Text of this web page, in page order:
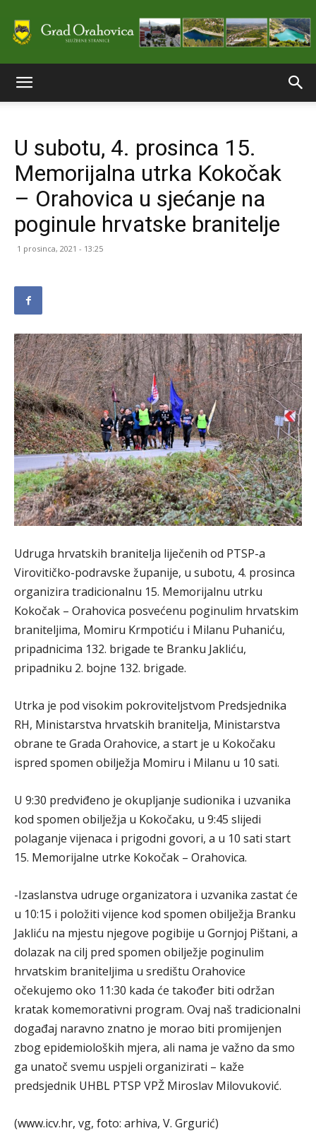
stranice
Grada
U subotu, 4. prosinca 15.
Memorijalna utrka Kokočak
– Orahovica u sjećanje na
poginule hrvatske branitelje
1 prosinca, 2021 - 13:25
Udruga hrvatskih branitelja liječenih od PTSP-a
Virovitičko-podravske županije, u subotu, 4. prosinca
organizira tradicionalnu 15. Memorijalnu utrku
Kokočak – Orahovica posvećenu poginulim hrvatskim
braniteljima, Momiru Krmpotiću i Milanu Puhaniću,
pripadnicima 132. brigade te Branku Jakliću,
pripadniku 2. bojne 132. brigade.
Utrka je pod visokim pokroviteljstvom Predsjednika
RH, Ministarstva hrvatskih branitelja, Ministarstva
obrane te Grada Orahovice, a start je u Kokočaku
ispred spomen obilježja Momiru i Milanu u 10 sati.
U 9:30 predviđeno je okupljanje sudionika i uzvanika
kod spomen obilježja u Kokočaku, u 9:45 slijedi
polaganje vijenaca i prigodni govori, a u 10 sati start
15. Memorijalne utrke Kokočak – Orahovica.
-Izaslanstva udruge organizatora i uzvanika zastat će
u 10:15 i položiti vijence kod spomen obilježja Branku
Jakliću na mjestu njegove pogibije u Gornjoj Pištani, a
dolazak na cilj pred spomen obilježje poginulim
hrvatskim braniteljima u središtu Orahovice
očekujemo oko 11:30 kada će također biti održan
kratak komemorativni program. Ovaj naš tradicionalni
događaj naravno znatno je morao biti promijenjen
zbog epidemioloških mjera, ali nama je važno da smo
ga unatoč svemu uspjeli organizirati – kaže
predsjednik UHBL PTSP VPŽ Miroslav Milovuković.
(www.icv.hr, vg, foto: arhiva, V. Grgurić)